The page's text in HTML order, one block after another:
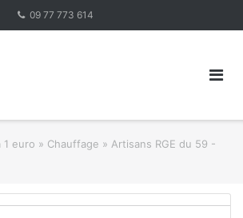
09 77 773 614
1 euro » Chauffage » Artisans RGE du 59 -